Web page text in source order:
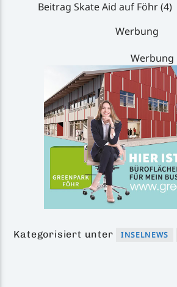
Beitrag Skate Aid auf Föhr (4)
Werbung
Werbung
Kategorisiert unter INSELNEWS